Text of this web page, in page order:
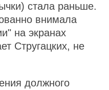
стала раньше.
внимала
на экранах
Стругацких, не
должного